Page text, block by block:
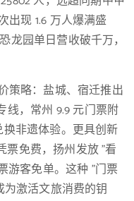
出现 1.6 万人爆满盛
龙园单日营收破千万，
策略：盐城、宿迁推出
线，常州 9.9 元门票附
非遗体验。更具创新
票免费，扬州发放 "看
游客免单。这种 "门票
激活文旅消费的钥